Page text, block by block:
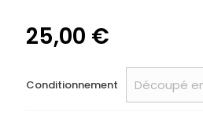
25,00 €
Conditionnement